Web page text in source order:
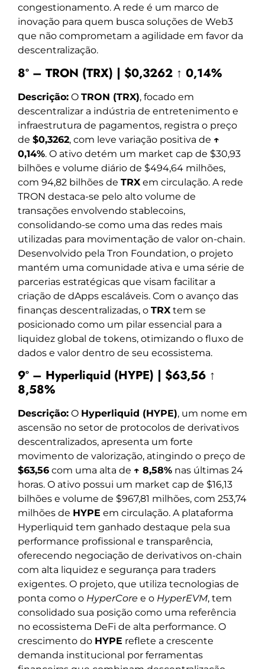
congestionamento. A rede é um marco de
inovação para quem busca soluções de Web3
que não comprometam a agilidade em favor da
descentralização.
8º – TRON (TRX) | $0,3262 ↑ 0,14%
Descrição: O TRON (TRX), focado em
descentralizar a indústria de entretenimento e
infraestrutura de pagamentos, registra o preço
de $0,3262, com leve variação positiva de ↑
0,14%. O ativo detém um market cap de $30,93
bilhões e volume diário de $494,64 milhões,
com 94,82 bilhões de TRX em circulação. A rede
TRON destaca-se pelo alto volume de
transações envolvendo stablecoins,
consolidando-se como uma das redes mais
utilizadas para movimentação de valor on-chain.
Desenvolvido pela Tron Foundation, o projeto
mantém uma comunidade ativa e uma série de
parcerias estratégicas que visam facilitar a
criação de dApps escaláveis. Com o avanço das
finanças descentralizadas, o TRX tem se
posicionado como um pilar essencial para a
liquidez global de tokens, otimizando o fluxo de
dados e valor dentro de seu ecossistema.
9º – Hyperliquid (HYPE) | $63,56 ↑
8,58%
Descrição: O Hyperliquid (HYPE), um nome em
ascensão no setor de protocolos de derivativos
descentralizados, apresenta um forte
movimento de valorização, atingindo o preço de
$63,56 com uma alta de ↑ 8,58% nas últimas 24
horas. O ativo possui um market cap de $16,13
bilhões e volume de $967,81 milhões, com 253,74
milhões de HYPE em circulação. A plataforma
Hyperliquid tem ganhado destaque pela sua
performance profissional e transparência,
oferecendo negociação de derivativos on-chain
com alta liquidez e segurança para traders
exigentes. O projeto, que utiliza tecnologias de
ponta como o HyperCore e o HyperEVM, tem
consolidado sua posição como uma referência
no ecossistema DeFi de alta performance. O
crescimento do HYPE reflete a crescente
demanda institucional por ferramentas